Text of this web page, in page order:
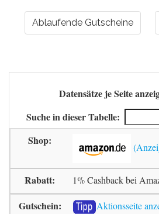
Ablaufende Gutscheine
Datensätze je Seite
Suche in dieser Tabelle:
1% Cashback bei
Aktionsseite